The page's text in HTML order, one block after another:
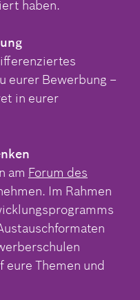
haben.
eurer Bewerbung –
in eurer
am Forum des
Im Rahmen
Themen und